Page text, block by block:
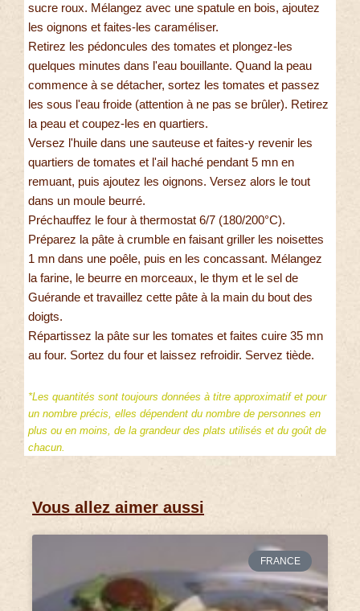
sucre roux. Mélangez avec une spatule en bois, ajoutez
les oignons et faites-les caraméliser.
Retirez les pédoncules des tomates et plongez-les
quelques minutes dans l'eau bouillante. Quand la peau
commence à se détacher, sortez les tomates et passez
les sous l'eau froide (attention à ne pas se brûler). Retirez
la peau et coupez-les en quartiers.
Versez l'huile dans une sauteuse et faites-y revenir les
quartiers de tomates et l'ail haché pendant 5 mn en
remuant, puis ajoutez les oignons. Versez alors le tout
dans un moule beurré.
Préchauffez le four à thermostat 6/7 (180/200°C).
Préparez la pâte à crumble en faisant griller les noisettes
1 mn dans une poêle, puis en les concassant. Mélangez
la farine, le beurre en morceaux, le thym et le sel de
Guérande et travaillez cette pâte à la main du bout des
doigts.
Répartissez la pâte sur les tomates et faites cuire 35 mn
au four. Sortez du four et laissez refroidir. Servez tiède.
*Les quantités sont toujours données à titre approximatif et pour
un nombre précis, elles dépendent du nombre de personnes en
plus ou en moins, de la grandeur des plats utilisés et du goût de
chacun.
Vous allez aimer aussi
FRANCE